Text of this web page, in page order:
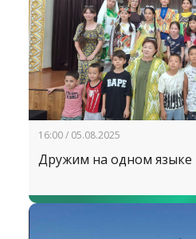
16:00 / 05.08.2025
Дружим на одном языке